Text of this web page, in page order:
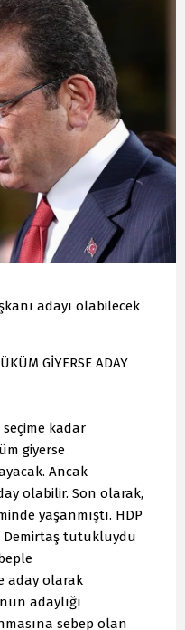
adayı olabilecek
GİYERSE ADAY
kadar
giyerse
Ancak
olabilir. Son olarak,
yaşanmıştı. HDP
Demirtaş tutukluydu
aday olarak
adaylığı
sebep olan